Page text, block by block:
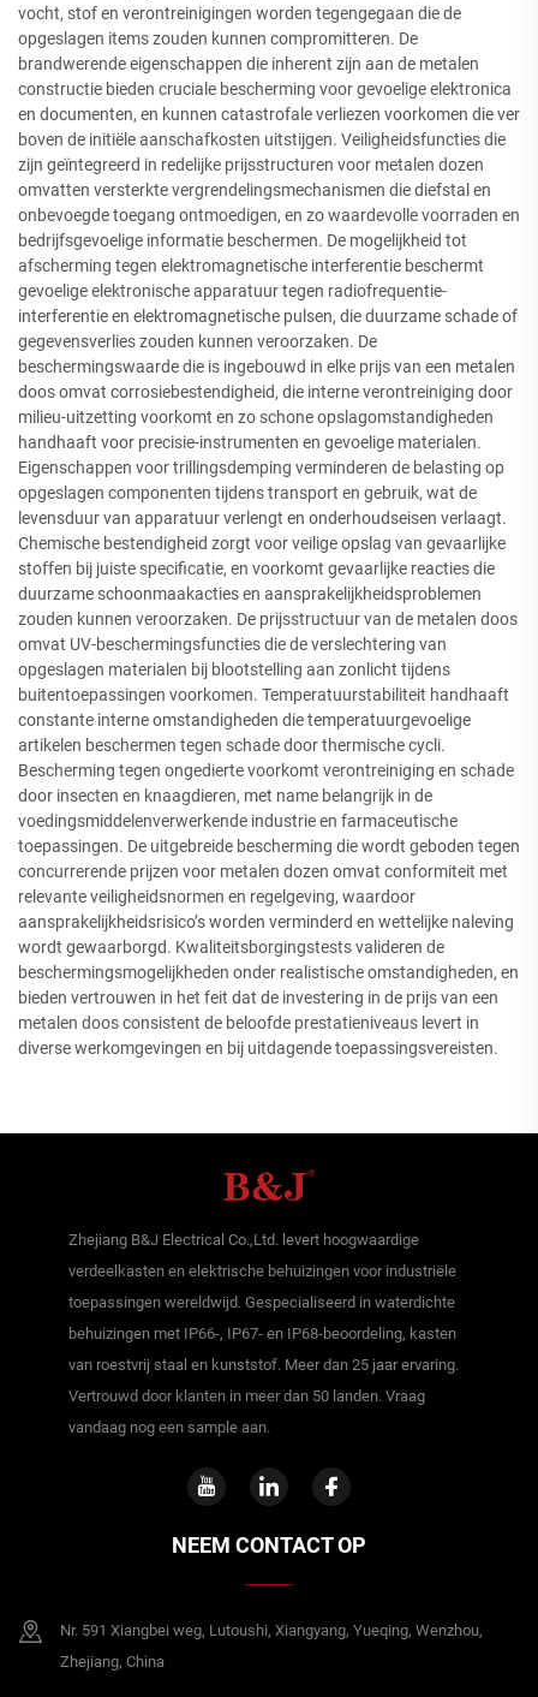
vocht, stof en verontreinigingen worden tegengegaan die de
opgeslagen items zouden kunnen compromitteren. De
brandwerende eigenschappen die inherent zijn aan de metalen
constructie bieden cruciale bescherming voor gevoelige elektronica
en documenten, en kunnen catastrofale verliezen voorkomen die ver
boven de initiële aanschafkosten uitstijgen. Veiligheidsfuncties die
zijn geïntegreerd in redelijke prijsstructuren voor metalen dozen
omvatten versterkte vergrendelingsmechanismen die diefstal en
onbevoegde toegang ontmoedigen, en zo waardevolle voorraden en
bedrijfsgevoelige informatie beschermen. De mogelijkheid tot
afscherming tegen elektromagnetische interferentie beschermt
gevoelige elektronische apparatuur tegen radiofrequentie-
interferentie en elektromagnetische pulsen, die duurzame schade of
gegevensverlies zouden kunnen veroorzaken. De
beschermingswaarde die is ingebouwd in elke prijs van een metalen
doos omvat corrosiebestendigheid, die interne verontreiniging door
milieu-uitzetting voorkomt en zo schone opslagomstandigheden
handhaaft voor precisie-instrumenten en gevoelige materialen.
Eigenschappen voor trillingsdemping verminderen de belasting op
opgeslagen componenten tijdens transport en gebruik, wat de
levensduur van apparatuur verlengt en onderhoudseisen verlaagt.
Chemische bestendigheid zorgt voor veilige opslag van gevaarlijke
stoffen bij juiste specificatie, en voorkomt gevaarlijke reacties die
duurzame schoonmaakacties en aansprakelijkheidsproblemen
zouden kunnen veroorzaken. De prijsstructuur van de metalen doos
omvat UV-beschermingsfuncties die de verslechtering van
opgeslagen materialen bij blootstelling aan zonlicht tijdens
buitentoepassingen voorkomen. Temperatuurstabiliteit handhaaft
constante interne omstandigheden die temperatuurgevoelige
artikelen beschermen tegen schade door thermische cycli.
Bescherming tegen ongedierte voorkomt verontreiniging en schade
door insecten en knaagdieren, met name belangrijk in de
voedingsmiddelenverwerkende industrie en farmaceutische
toepassingen. De uitgebreide bescherming die wordt geboden tegen
concurrerende prijzen voor metalen dozen omvat conformiteit met
relevante veiligheidsnormen en regelgeving, waardoor
aansprakelijkheidsrisico’s worden verminderd en wettelijke naleving
wordt gewaarborgd. Kwaliteitsborgingstests valideren de
beschermingsmogelijkheden onder realistische omstandigheden, en
bieden vertrouwen in het feit dat de investering in de prijs van een
metalen doos consistent de beloofde prestatieniveaus levert in
diverse werkomgevingen en bij uitdagende toepassingsvereisten.
Zhejiang B&J Electrical Co.,Ltd. levert hoogwaardige
verdeelkasten en elektrische behuizingen voor industriële
toepassingen wereldwijd. Gespecialiseerd in waterdichte
behuizingen met IP66-, IP67- en IP68-beoordeling, kasten
van roestvrij staal en kunststof. Meer dan 25 jaar ervaring.
Vertrouwd door klanten in meer dan 50 landen. Vraag
vandaag nog een sample aan.
NEEM CONTACT OP
Nr. 591 Xiangbei weg, Lutoushi, Xiangyang, Yueqing, Wenzhou,
Zhejiang, China